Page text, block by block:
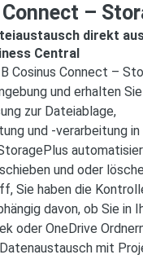
Connect –
direkt
Central
Cosinus Connect –
und erhalten
zur Dateiablage,
und -verarbeitung
und oder
Sie haben die
davon, ob Sie in
oder OneDrive
mit